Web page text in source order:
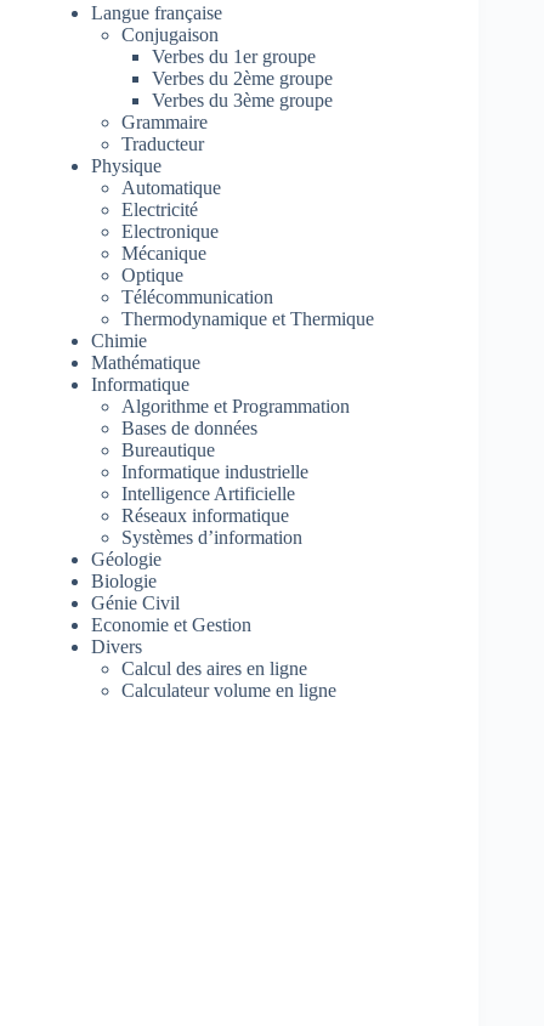
Langue française
Conjugaison
Verbes du 1er groupe
Verbes du 2ème groupe
Verbes du 3ème groupe
Grammaire
Traducteur
Physique
Automatique
Electricité
Electronique
Mécanique
Optique
Télécommunication
Thermodynamique et Thermique
Chimie
Mathématique
Informatique
Algorithme et Programmation
Bases de données
Bureautique
Informatique industrielle
Intelligence Artificielle
Réseaux informatique
Systèmes d’information
Géologie
Biologie
Génie Civil
Economie et Gestion
Divers
Calcul des aires en ligne
Calculateur volume en ligne